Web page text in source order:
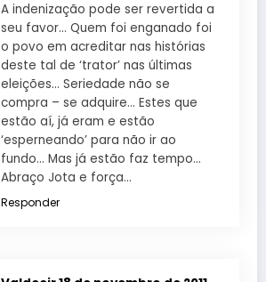
A indenização pode ser revertida a
seu favor… Quem foi enganado foi
o povo em acreditar nas histórias
deste tal de ‘trator’ nas últimas
eleições… Seriedade não se
compra – se adquire… Estes que
estão aí, já eram e estão
‘esperneando’ para não ir ao
fundo… Mas já estão faz tempo…
Abraço Jota e força…
Responder